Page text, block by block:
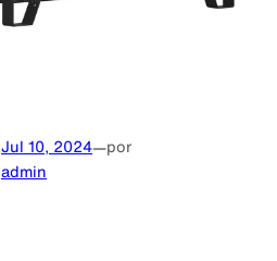
Jul 10, 2024—por
admin